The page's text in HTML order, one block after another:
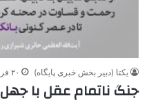
یکتا (دبیر بخش خبری پایگاه) ۲۰ فروردین ۱۳۹۷
جنگ ناتمام عقل با جهل